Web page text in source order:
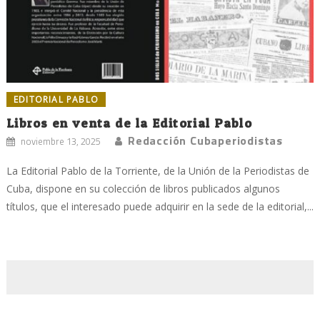
EDITORIAL PABLO
Libros en venta de la Editorial Pablo
noviembre 13, 2025 Redacción Cubaperiodistas
La Editorial Pablo de la Torriente, de la Unión de la Periodistas de
Cuba, dispone en su colección de libros publicados algunos
títulos, que el interesado puede adquirir en la sede de la editorial,...